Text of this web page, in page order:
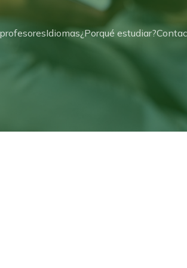
Idiomas¿Porqué estudiar?